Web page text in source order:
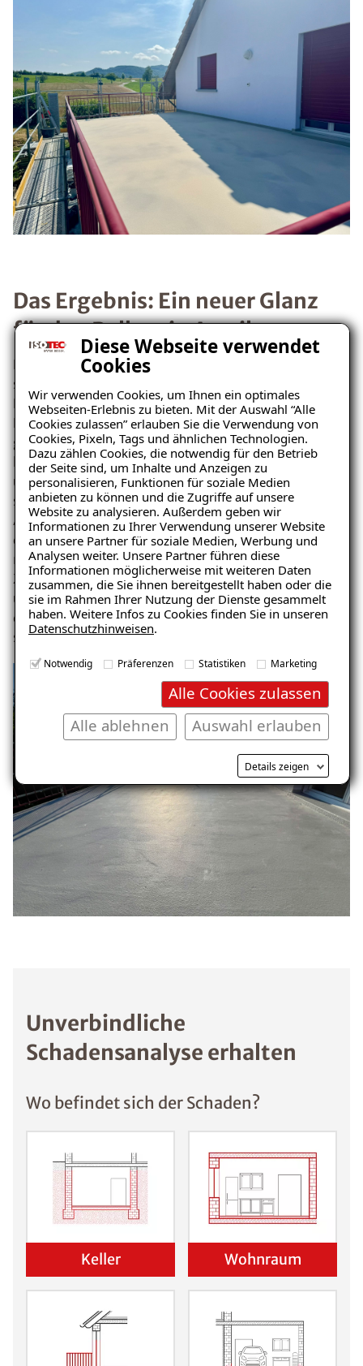
Diese Webseite verwendet
Cookies
Wir verwenden Cookies, um Ihnen ein optimales
Webseiten-Erlebnis zu bieten. Mit der Auswahl “Alle
Cookies zulassen” erlauben Sie die Verwendung von
Cookies, Pixeln, Tags und ähnlichen Technologien.
Dazu zählen Cookies, die notwendig für den Betrieb
der Seite sind, um Inhalte und Anzeigen zu
personalisieren, Funktionen für soziale Medien
anbieten zu können und die Zugriffe auf unsere
Website zu analysieren. Außerdem geben wir
Informationen zu Ihrer Verwendung unserer Website
an unsere Partner für soziale Medien, Werbung und
Analysen weiter. Unsere Partner führen diese
Informationen möglicherweise mit weiteren Daten
zusammen, die Sie ihnen bereitgestellt haben oder die
sie im Rahmen Ihrer Nutzung der Dienste gesammelt
haben. Weitere Infos zu Cookies finden Sie in unseren
Datenschutzhinweisen.
Notwendig Präferenzen Statistiken Marketing
Alle Cookies zulassen
Auswahl erlauben
Alle ablehnen
Details zeigen
Das Ergebnis: Ein neuer Glanz
für den Balkon in Anwil
Nach Abschluss der Sanierungsarbeiten präsentiert
sich der Balkon in Anwil in neuem Glanz. Die Risse und
Feuchtigkeitsprobleme gehören der Vergangenheit an.
Der Balkon ist nun ein einladender Ort, perfekt
geeignet für entspannte Sommerabende. Das Ehepaar
kann den Aussenbereich endlich wieder voll nutzen
und die idyllische Umgebung von Anwil geniessen. Die
sorgfältige Ausführung der Arbeiten durch die
Abdichtungssysteme Walzer AG gewährleistet eine
dauerhafte Lösung, die den Wert des Hauses
nachhaltig steigert. Die Kunden äusserten ihre
Zufriedenheit über die professionelle Durchführung
und das hervorragende Ergebnis. Sie freuen sich
darauf, viele unbeschwerte Stunden auf ihrem
sanierten Balkon zu verbringen.
Unverbindliche
Schadensanalyse erhalten
Wo befindet sich der Schaden?
Keller Wohnraum
Ratgeber „Sofort-Tipps gegen
Feuchtigkeit“
– jetzt kostenlos
herunterladen!
E-Mail eingeben
Kostenlosen Ratgeber anfordern
Voraussetzung für den Erhalt des kostenfreien
Ratgebers ist die Anmeldung zu unserem Newsletter.